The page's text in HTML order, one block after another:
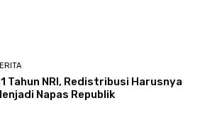
Tahun NRI, Redistribusi Harusnya
Napas Republik